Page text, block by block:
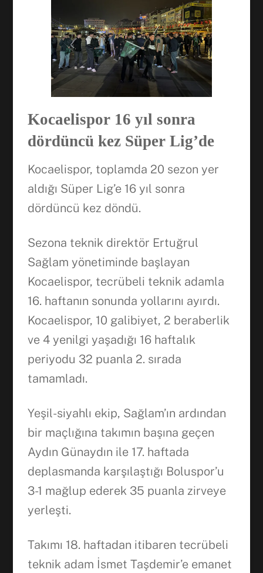
Kocaelispor 16 yıl sonra
dördüncü kez Süper Lig’de
Kocaelispor, toplamda 20 sezon yer
aldığı Süper Lig’e 16 yıl sonra
dördüncü kez döndü.
Sezona teknik direktör Ertuğrul
Sağlam yönetiminde başlayan
Kocaelispor, tecrübeli teknik adamla
16. haftanın sonunda yollarını ayırdı.
Kocaelispor, 10 galibiyet, 2 beraberlik
ve 4 yenilgi yaşadığı 16 haftalık
periyodu 32 puanla 2. sırada
tamamladı.
Yeşil-siyahlı ekip, Sağlam’ın ardından
bir maçlığına takımın başına geçen
Aydın Günaydın ile 17. haftada
deplasmanda karşılaştığı Boluspor’u
3-1 mağlup ederek 35 puanla zirveye
yerleşti.
Takımı 18. haftadan itibaren tecrübeli
teknik adam İsmet Taşdemir’e emanet